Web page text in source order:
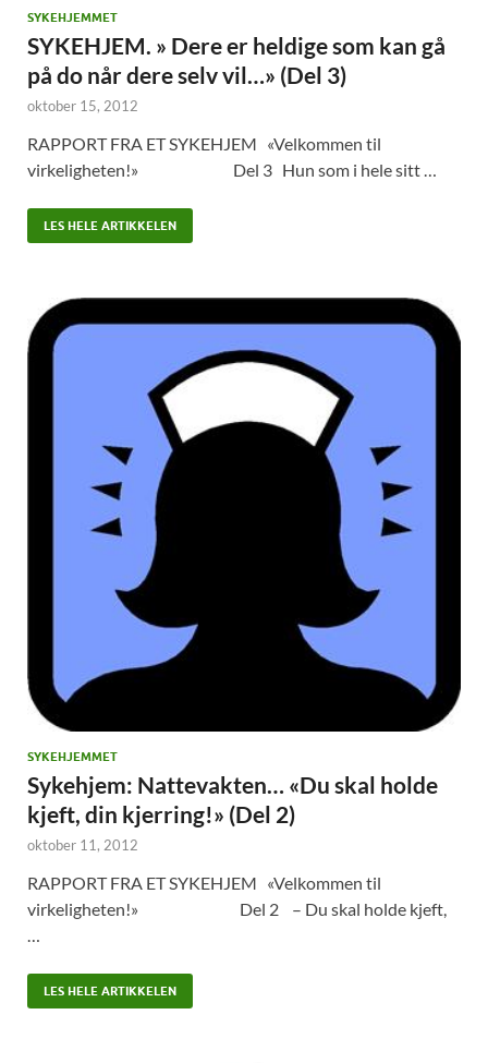
SYKEHJEMMET
SYKEHJEM. » Dere er heldige som kan gå
på do når dere selv vil…» (Del 3)
oktober 15, 2012
RAPPORT FRA ET SYKEHJEM «Velkommen til
virkeligheten!» Del 3 Hun som i hele sitt …
LES HELE ARTIKKELEN
SYKEHJEMMET
Sykehjem: Nattevakten… «Du skal holde
kjeft, din kjerring!» (Del 2)
oktober 11, 2012
RAPPORT FRA ET SYKEHJEM «Velkommen til
virkeligheten!» Del 2 – Du skal holde kjeft,
…
LES HELE ARTIKKELEN